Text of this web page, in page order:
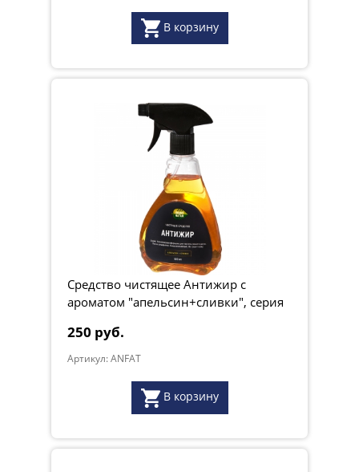
В корзину
Средство чистящее Антижир с
ароматом "апельсин+сливки", серия
250 руб.
Артикул: ANFAT
В корзину